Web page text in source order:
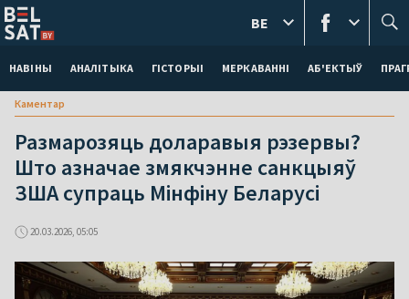
НАВІНЫ АНАЛІТЫКА ГІСТОРЫІ МЕРКАВАННI АБ'ЕКТЫЎ
BE
Каментар
Размарозяць доларавыя рэзервы?
Што азначае змякчэнне санкцыяў
ЗША супраць Мінфіну Беларусі
20.03.2026, 05:05